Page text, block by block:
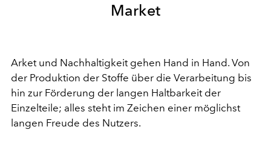
Market
Arket und Nachhaltigkeit gehen Hand in Hand. Von
der Produktion der Stoffe über die Verarbeitung bis
hin zur Förderung der langen Haltbarkeit der
Einzelteile; alles steht im Zeichen einer möglichst
langen Freude des Nutzers.